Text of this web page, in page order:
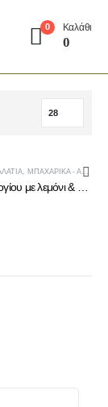
0 Καλάθι
0
, ΜΠΑΧΑΡΙΚΆ - ΑΛΆΤΙΑ